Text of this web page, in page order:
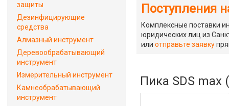
Поступления
Комплексные поставки
юридических лиц из
илиотправьте заявку
Пика SDS max
защиты
Дезинфицирующие
средства
Алмазный инструмент
Деревообрабатывающий
инструмент
Измерительный инструмент
Камнеобрабатывающий
инструмент